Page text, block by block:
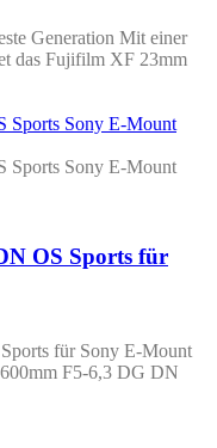
Generation Mit einer
das Fujifilm XF 23mm
OS Sports für
für Sony E-Mount
F5-6,3 DG DN